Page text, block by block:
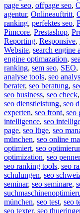
page seo, offpage seo,
agentur, Onlineauftritt,
ranking, perfektes seo,
Pimcore, Prestashop,
Reporting, Responsive,
Website, search engine
engine optimazation,
ranking, sem seo, SEO,
analyse tools, seo
berater, seo beratung,
seo business, seo check,
seo dienstleistung, seo
experten, seo front, seo
intelligence, seo
page, seo lüge, seo
münchen, seo online
optimiert, seo
optimization, seo penner
seo ranking tools, seo
schulungen, seo
seminar, seo seminare,
münchen, seo test, seo
seo texter, seo